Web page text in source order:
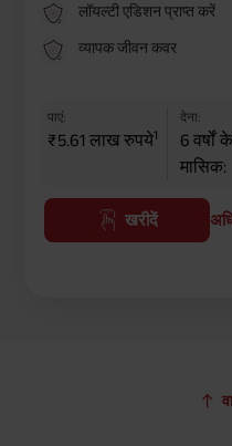
लॉयल्टी एडिशन प्राप्त करें
व्यापक जीवन कवर
पाएं:
₹5.61 लाख रुपये1
देना:
6
मासिक:
खरीदें